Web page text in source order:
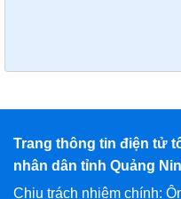
Trang thông tin điện tử
nhân dân tỉnh Quảng
Chịu trách nhiệm chính: